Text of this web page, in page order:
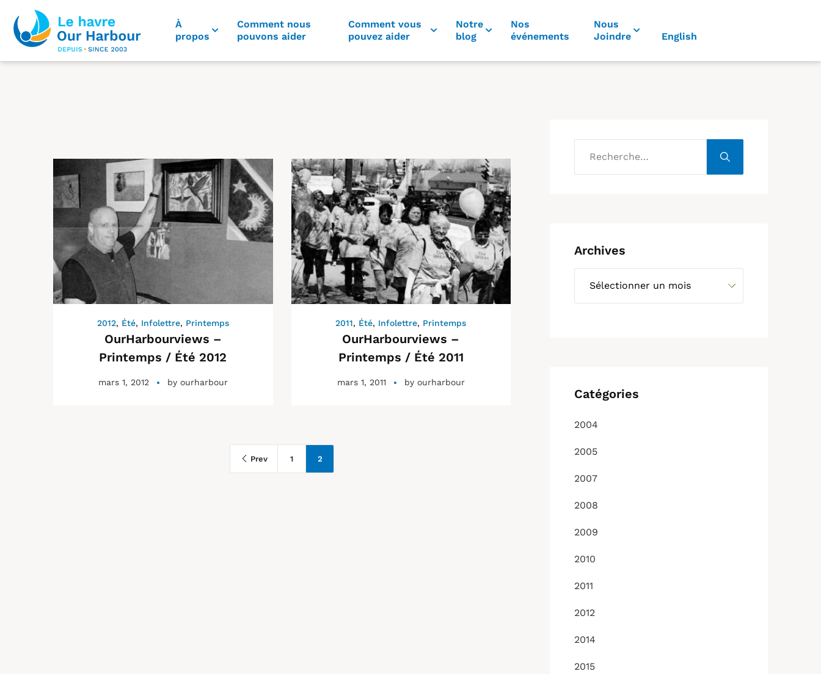
À
propos
Comment nous
pouvons aider
Comment vous
pouvez aider
Notre
blog
Nos
événements
Nous
Joindre
English
2012, Été, Infolettre, Printemps
OurHarbourviews –
Printemps / Été 2012
mars 1, 2012 by ourharbour
2011, Été, Infolettre, Printemps
OurHarbourviews –
Printemps / Été 2011
mars 1, 2011 by ourharbour
Prev 1 2
Archives
Catégories
2004
2005
2007
2008
2009
2010
2011
2012
2014
2015